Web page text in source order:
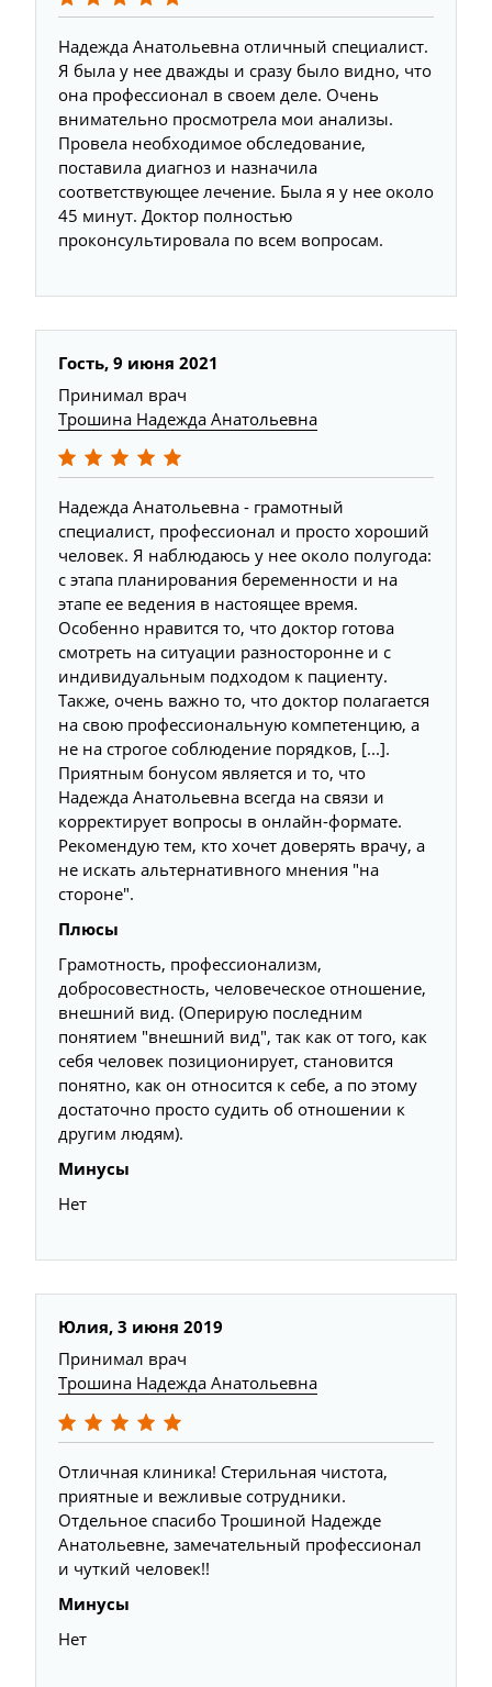
Надежда Анатольевна отличный специалист.
Я была у нее дважды и сразу было видно, что
она профессионал в своем деле. Очень
внимательно просмотрела мои анализы.
Провела необходимое обследование,
поставила диагноз и назначила
соответствующее лечение. Была я у нее около
45 минут. Доктор полностью
проконсультировала по всем вопросам.
Гость, 9 июня 2021
Принимал врач
Трошина Надежда Анатольевна
Надежда Анатольевна - грамотный
специалист, профессионал и просто хороший
человек. Я наблюдаюсь у нее около полугода:
с этапа планирования беременности и на
этапе ее ведения в настоящее время.
Особенно нравится то, что доктор готова
смотреть на ситуации разносторонне и с
индивидуальным подходом к пациенту.
Также, очень важно то, что доктор полагается
на свою профессиональную компетенцию, а
не на строгое соблюдение порядков, [...].
Приятным бонусом является и то, что
Надежда Анатольевна всегда на связи и
корректирует вопросы в онлайн-формате.
Рекомендую тем, кто хочет доверять врачу, а
не искать альтернативного мнения "на
стороне".
Плюсы
Грамотность, профессионализм,
добросовестность, человеческое отношение,
внешний вид. (Оперирую последним
понятием "внешний вид", так как от того, как
себя человек позиционирует, становится
понятно, как он относится к себе, а по этому
достаточно просто судить об отношении к
другим людям).
Минусы
Нет
Юлия, 3 июня 2019
Принимал врач
Трошина Надежда Анатольевна
Отличная клиника! Стерильная чистота,
приятные и вежливые сотрудники.
Отдельное спасибо Трошиной Надежде
Анатольевне, замечательный профессионал
и чуткий человек!!
Минусы
Нет